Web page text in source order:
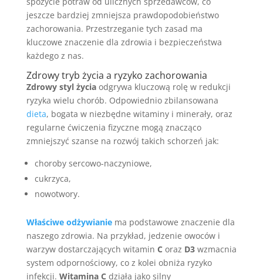
jeszcze bardziej zmniejsza prawdopodobieństwo
zachorowania. Przestrzeganie tych zasad ma
kluczowe znaczenie dla zdrowia i bezpieczeństwa
każdego z nas.
Zdrowy tryb życia a ryzyko zachorowania
Zdrowy styl życiaodgrywa kluczową rolę w redukcji
ryzyka wielu chorób. Odpowiednio zbilansowana
dieta, bogata w niezbędne witaminy i minerały, oraz
regularne ćwiczenia fizyczne mogą znacząco
zmniejszyć szanse na rozwój takich schorzeń jak:
choroby sercowo-naczyniowe,
cukrzyca,
nowotwory.
Właściwe odżywianiema podstawowe znaczenie dla
naszego zdrowia. Na przykład, jedzenie owoców i
warzyw dostarczających witamin C oraz D3wzmacnia
system odpornościowy, co z kolei obniża ryzyko
infekcji. Witamina C działa jako silny